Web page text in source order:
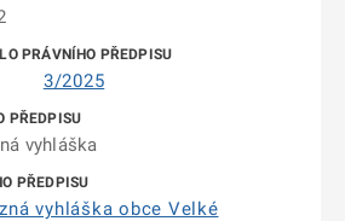
3/2025
vyhláška
vyhláška obce Velké